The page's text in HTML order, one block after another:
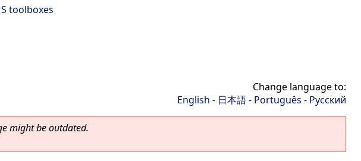
toolboxes
Change language to:
English - 日本語- Português - Русский
might be outdated.